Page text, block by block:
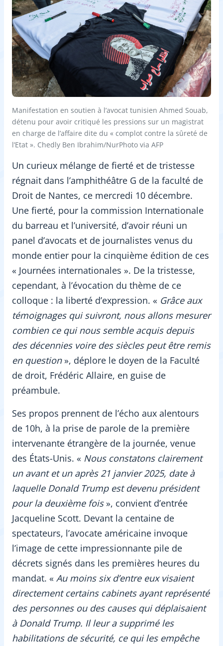
Manifestation en soutien à l’avocat tunisien Ahmed Souab,
détenu pour avoir critiqué les pressions sur un magistrat
en charge de l’affaire dite du « complot contre la sûreté de
l’Etat ». Chedly Ben Ibrahim/NurPhoto via AFP
Un curieux mélange de fierté et de tristesse
régnait dans l’amphithéâtre G de la faculté de
Droit de Nantes, ce mercredi 10 décembre.
Une fierté, pour la commission Internationale
du barreau et l’université, d’avoir réuni un
panel d’avocats et de journalistes venus du
monde entier pour la cinquième édition de ces
« Journées internationales ». De la tristesse,
cependant, à l’évocation du thème de ce
colloque : la liberté d’expression. « Grâce aux
témoignages qui suivront, nous allons mesurer
combien ce qui nous semble acquis depuis
des décennies voire des siècles peut être remis
en question », déplore le doyen de la Faculté
de droit, Frédéric Allaire, en guise de
préambule.
Ses propos prennent de l’écho aux alentours
de 10h, à la prise de parole de la première
intervenante étrangère de la journée, venue
des États-Unis. « Nous constatons clairement
un avant et un après 21 janvier 2025, date à
laquelle Donald Trump est devenu président
pour la deuxième fois », convient d’entrée
Jacqueline Scott. Devant la centaine de
spectateurs, l’avocate américaine invoque
l’image de cette impressionnante pile de
décrets signés dans les premières heures du
mandat. « Au moins six d’entre eux visaient
directement certains cabinets ayant représenté
des personnes ou des causes qui déplaisaient
à Donald Trump. Il leur a supprimé les
habilitations de sécurité, ce qui les empêche